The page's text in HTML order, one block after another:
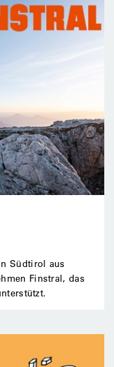
Südtirol aus
Finstral, das